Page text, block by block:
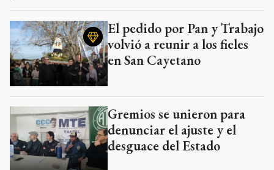
El pedido por Pan y Trabajo
volvió a reunir a los fieles
en San Cayetano
Gremios se unieron para
denunciar el ajuste y el
desguace del Estado